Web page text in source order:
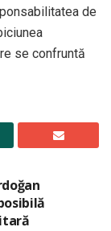
de
se confruntă